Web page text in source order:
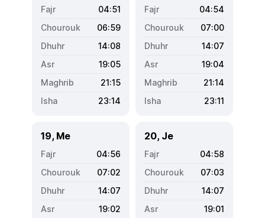
04:51
06:59
14:08
19:05
21:15
23:14
04:54
07:00
14:07
19:04
21:14
23:11
19, Me
04:56
07:02
14:07
19:02
20, Je
04:58
07:03
14:07
19:01